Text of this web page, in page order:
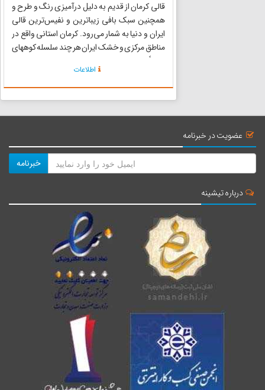
قالی کرمان از قدیم به دلیل درآمیزی رنگ و طرح و
همچنین سبک بافی زیباترین و نفیس‌ترین قالی
ایران و دنیا به شمار می‌رود. کرمان استانی واقع در
مناطق مرکزی و خشک ایران هر چند سلسله کوههای
نسبتاً بلند در سمت شمال غربی خود دارد ولی هیچ
رودخانه پر آبی در آن جاری نیست همین کمبود آب
و مناطق لم ی...
اطلاعات
عضویت در خبرنامه
خبرنامه
درباره تیشینه